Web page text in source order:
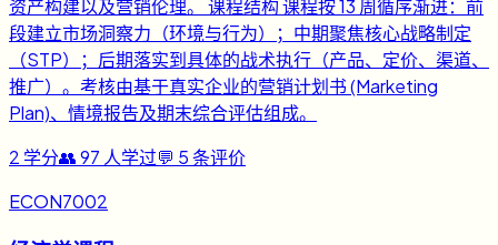
资产构建以及营销伦理。 课程结构 课程按 13 周循序渐进：前
段建立市场洞察力（环境与行为）；中期聚焦核心战略制定
（STP）；后期落实到具体的战术执行（产品、定价、渠道、
推广）。考核由基于真实企业的营销计划书 (Marketing
Plan)、情境报告及期末综合评估组成。
2 学分👥97 人学过💬 5条评价
ECON7002